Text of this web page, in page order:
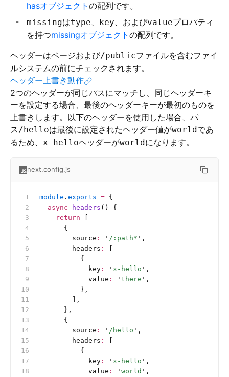
hasオブジェクト の配列です。
missingはtype、 key、およびvalueプロパティ
を持つmissingオブジェクト の配列です。
ヘッダーはページおよび/publicファイルを含むファイ
ルシステムの前にチェックされます。
ヘッダー上書き動作
2つのヘッダーが同じパスにマッチし、同じヘッダーキ
ーを設定する場合、最後のヘッダーキーが最初のものを
上書きします。以下のヘッダーを使用した場合、パ
ス/helloは最後に設定されたヘッダー値がworldであ
るため、 x-helloヘッダーがworldになります。
next.config.js
module . exports = {
  async
headers () {
    return
      {
        source
: ' /:path* ' ,
        headers
:
          {
            key
: ' x-hello ' ,
            value
: ' there ' ,
          },
        ],
      },
      {
        source
: ' /hello ' ,
        headers
:
          {
            key
: ' x-hello ' ,
            value
: ' world ' ,